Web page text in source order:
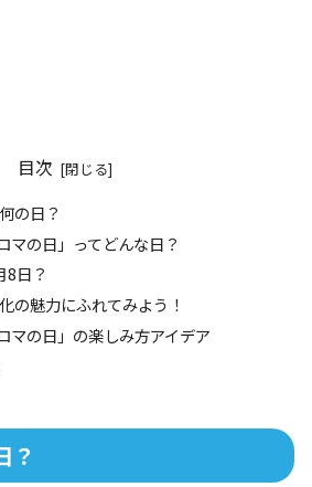
目次
の日？
マの日」ってどんな日？
8日？
の魅力にふれてみよう！
マの日」の楽しみ方アイデア
？